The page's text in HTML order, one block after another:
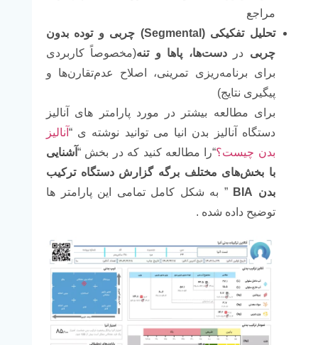
مراجع
تحلیل تفکیکی ( Segmental) چربی و توده بدون
چربی دردست‌ها، پاها و تنه(مخصوصاً کاربردی
برای برنامه‌ریزی تمرینی، اصلاح عدم‌تقارن‌ها و
پیگیری نتایج)
برای مطالعه بیشتر در مورد پارامتر های آنالیز
دستگاه آنالیز بدن انیا می توانید نوشته ی “ آنالیز
بدن چیست؟“را مطالعه کنید که در بخش “ آشنایی
با بخش‌های مختلف برگه گزارش دستگاه ترکیب
بدن BIA
” به شکل کامل تمامی این پارامتر ها
توضیح داده شده .